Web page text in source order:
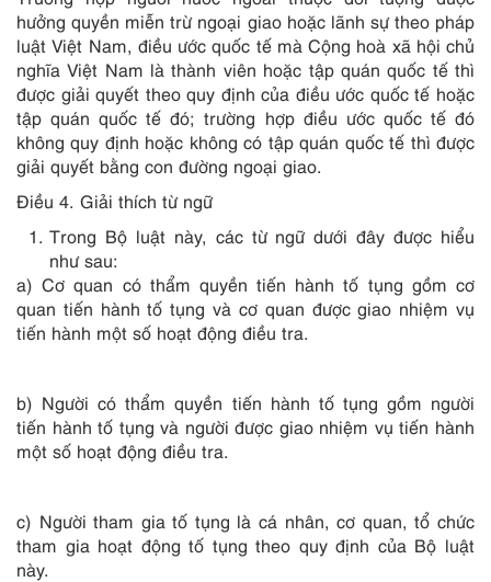
hưởng quyền miễn trừ ngoại giao hoặc lãnh sự theo pháp
luật Việt Nam, điều ước quốc tế mà Cộng hoà xã hội chủ
nghĩa Việt Nam là thành viên hoặc tập quán quốc tế thì
được giải quyết theo quy định của điều ước quốc tế hoặc
tập quán quốc tế đó; trường hợp điều ước quốc tế đó
không quy định hoặc không có tập quán quốc tế thì được
giải quyết bằng con đường ngoại giao.
Điều 4. Giải thích từ ngữ
Trong Bộ luật này, các từ ngữ dưới đây được hiểu
như sau:
a) Cơ quan có thẩm quyền tiến hành tố tụng gồm cơ
quan tiến hành tố tụng và cơ quan được giao nhiệm vụ
tiến hành một số hoạt động điều tra.
b) Người có thẩm quyền tiến hành tố tụng gồm người
tiến hành tố tụng và người được giao nhiệm vụ tiến hành
một số hoạt động điều tra.
c) Người tham gia tố tụng là cá nhân, cơ quan, tổ chức
tham gia hoạt động tố tụng theo quy định của Bộ luật
này.